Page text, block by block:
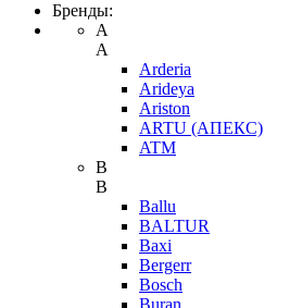
Бренды:
A
A
Arderia
Arideya
Ariston
ARTU (АПЕКС)
ATM
B
B
Ballu
BALTUR
Baxi
Bergerr
Bosch
Buran